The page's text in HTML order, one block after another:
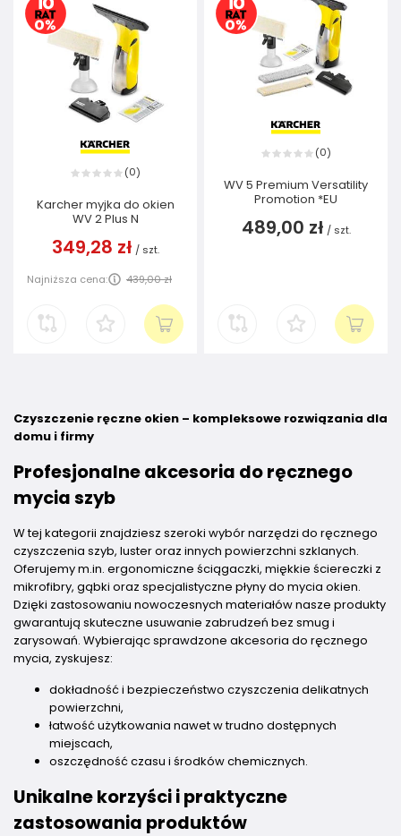
(0)
Karcher myjka do okien
WV 2 Plus N
349,28 zł / szt.
Najniższa cena: 439,00 zł
(0)
WV 5 Premium Versatility
Promotion *EU
489,00 zł / szt.
Czyszczenie ręczne okien – kompleksowe rozwiązania dla
domu i firmy
Profesjonalne akcesoria do ręcznego
mycia szyb
W tej kategorii znajdziesz szeroki wybór narzędzi do ręcznego
czyszczenia szyb, luster oraz innych powierzchni szklanych.
Oferujemy m.in. ergonomiczne ściągaczki, miękkie ściereczki z
mikrofibry, gąbki oraz specjalistyczne płyny do mycia okien.
Dzięki zastosowaniu nowoczesnych materiałów nasze produkty
gwarantują skuteczne usuwanie zabrudzeń bez smug i
zarysowań. Wybierając sprawdzone akcesoria do ręcznego
mycia, zyskujesz:
dokładność i bezpieczeństwo czyszczenia delikatnych
powierzchni,
łatwość użytkowania nawet w trudno dostępnych
miejscach,
oszczędność czasu i środków chemicznych.
Unikalne korzyści i praktyczne
zastosowania produktów